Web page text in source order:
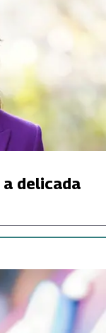
delicada